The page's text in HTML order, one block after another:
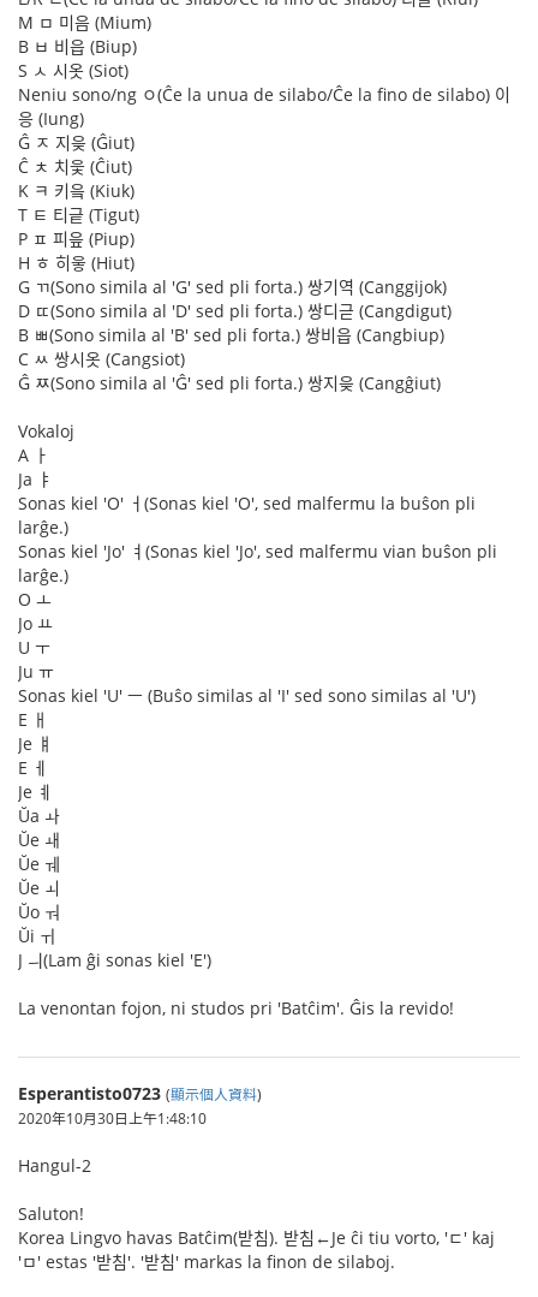
M ㅁ 미음 (Mium)
B ㅂ 비읍 (Biup)
S ㅅ 시옷 (Siot)
Neniu sono/ng ㅇ(Ĉe la unua de silabo/Ĉe la fino de silabo) 이
응 (Iung)
Ĝ ㅈ 지읒 (Ĝiut)
Ĉ ㅊ 치읓 (Ĉiut)
K ㅋ 키읔 (Kiuk)
T ㅌ 티긑 (Tigut)
P ㅍ 피읖 (Piup)
H ㅎ 히읗 (Hiut)
G ㄲ(Sono simila al 'G' sed pli forta.) 쌍기역 (Canggijok)
D ㄸ(Sono simila al 'D' sed pli forta.) 쌍디귿 (Cangdigut)
B ㅃ(Sono simila al 'B' sed pli forta.) 쌍비읍 (Cangbiup)
C ㅆ 쌍시옷 (Cangsiot)
Ĝ ㅉ(Sono simila al 'Ĝ' sed pli forta.) 쌍지읒 (Cangĝiut)
Vokaloj
A ㅏ
Ja ㅑ
Sonas kiel 'O' ㅓ(Sonas kiel 'O', sed malfermu la buŝon pli
larĝe.)
Sonas kiel 'Jo' ㅕ(Sonas kiel 'Jo', sed malfermu vian buŝon pli
larĝe.)
O ㅗ
Jo ㅛ
U ㅜ
Ju ㅠ
Sonas kiel 'U' ㅡ (Buŝo similas al 'I' sed sono similas al 'U')
E ㅐ
Je ㅒ
E ㅔ
Je ㅖ
Ŭa ㅘ
Ŭe ㅙ
Ŭe ㅞ
Ŭe ㅚ
Ŭo ㅝ
Ŭi ㅟ
J ㅢ(Lam ĝi sonas kiel 'E')
La venontan fojon, ni studos pri 'Batĉim'. Ĝis la revido!
Esperantisto0723 (顯示個人資料)
2020年10月30日上午1:48:10
Hangul-2
Saluton!
Korea Lingvo havas Batĉim(받침). 받침←Je ĉi tiu vorto, 'ㄷ' kaj
'ㅁ' estas '받침'. '받침' markas la finon de silaboj.